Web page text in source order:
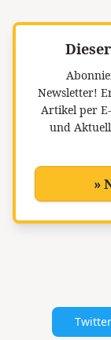
Newsletter!
Artikel per
und
»
Twitter